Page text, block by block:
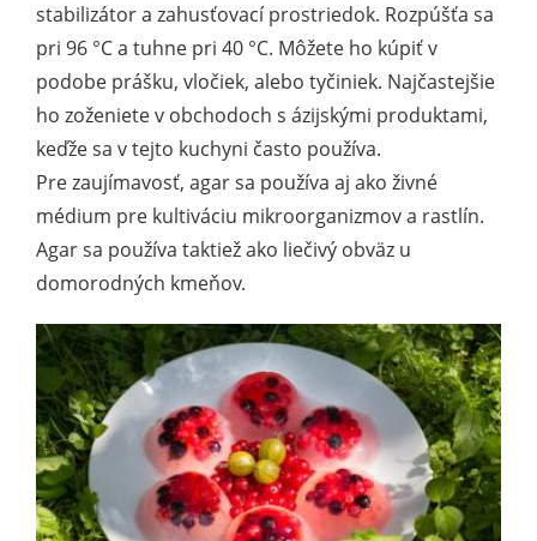
stabilizátor a zahusťovací prostriedok. Rozpúšťa sa
pri 96 °C a tuhne pri 40 °C. Môžete ho kúpiť v
podobe prášku, vločiek, alebo tyčiniek. Najčastejšie
ho zoženiete v obchodoch s ázijskými produktami,
keďže sa v tejto kuchyni často používa.
Pre zaujímavosť, agar sa používa aj ako živné
médium pre kultiváciu mikroorganizmov a rastlín.
Agar sa používa taktiež ako liečivý obväz u
domorodných kmeňov.